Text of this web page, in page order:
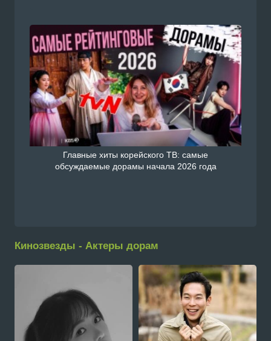
Главные хиты корейского ТВ: самые
обсуждаемые дорамы начала 2026 года
Кинозвезды - Актеры дорам